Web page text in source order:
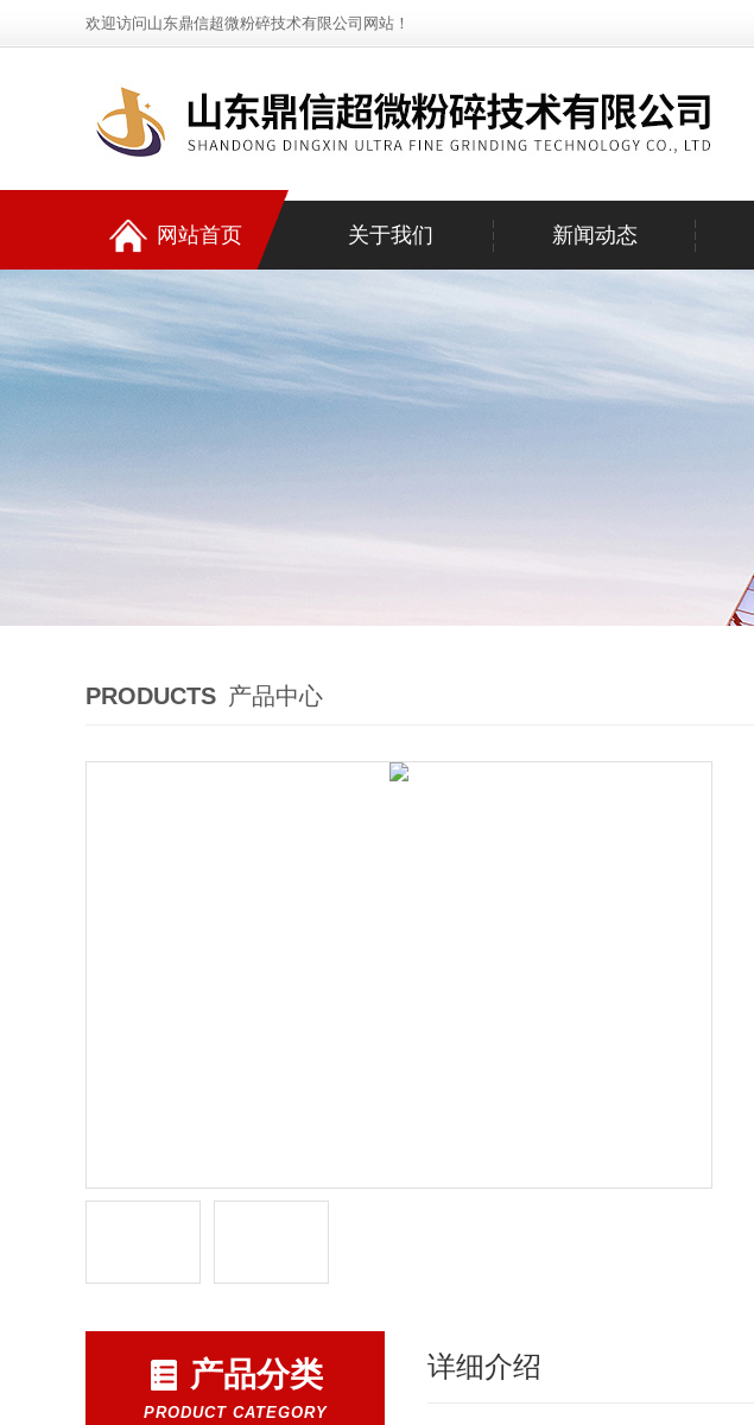
欢迎访问山东鼎信超微粉碎技术有限公司网站！
网站首页 关于我们 新闻动态
PRODUCTS 产品中心
产品分类
PRODUCT CATEGORY
详细介绍